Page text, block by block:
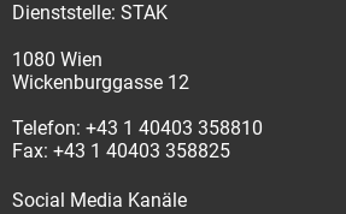
Dienststelle: STAK
1080 Wien
Wickenburggasse 12
Telefon: +43 1 40403 358810
Fax: +43 1 40403 358825
Social Media Kanäle